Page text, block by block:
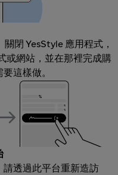
閉 YesStyle 應用程式，
或網站，並在那裡完成購
這樣做。
透過此平台重新造訪